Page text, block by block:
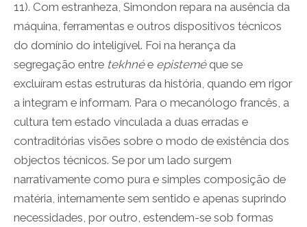
11). Com estranheza, Simondon repara na ausência da
máquina, ferramentas e outros dispositivos técnicos
do domínio do inteligível. Foi na herança da
segregação entre tekhnée episteméque se
excluíram estas estruturas da história, quando em rigor
a integram e informam. Para o mecanólogo francês, a
cultura tem estado vinculada a duas erradas e
contraditórias visões sobre o modo de existência dos
objectos técnicos. Se por um lado surgem
narrativamente como pura e simples composição de
matéria, internamente sem sentido e apenas suprindo
necessidades, por outro, estendem-se sob formas